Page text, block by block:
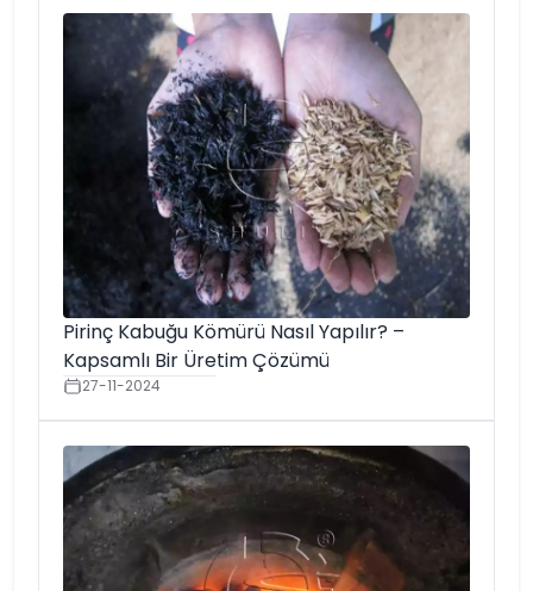
Pirinç Kabuğu Kömürü Nasıl Yapılır? –
Kapsamlı Bir Üretim Çözümü
27-11-2024